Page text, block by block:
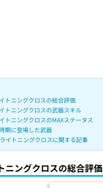
トニングクロスの総合評価
トニングクロスの武器スキル
トニングクロスのMAXステータス
期に登場した武器
ライトニングクロスに関する記事
ニングクロスの総合評価